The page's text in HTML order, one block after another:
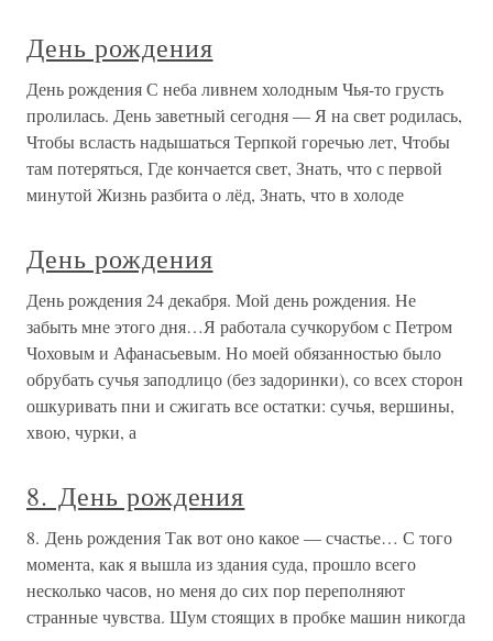
День рождения
День рождения С неба ливнем холодным Чья-то грусть
пролилась. День заветный сегодня — Я на свет родилась,
Чтобы всласть надышаться Терпкой горечью лет, Чтобы
там потеряться, Где кончается свет, Знать, что с первой
минутой Жизнь разбита о лёд, Знать, что в холоде
День рождения
День рождения 24 декабря. Мой день рождения. Не
забыть мне этого дня…Я работала сучкорубом с Петром
Чоховым и Афанасьевым. Но моей обязанностью было
обрубать сучья заподлицо (без задоринки), со всех сторон
ошкуривать пни и сжигать все остатки: сучья, вершины,
хвою, чурки, а
8. День рождения
8. День рождения Так вот оно какое — счастье… С того
момента, как я вышла из здания суда, прошло всего
несколько часов, но меня до сих пор переполняют
странные чувства. Шум стоящих в пробке машин никогда